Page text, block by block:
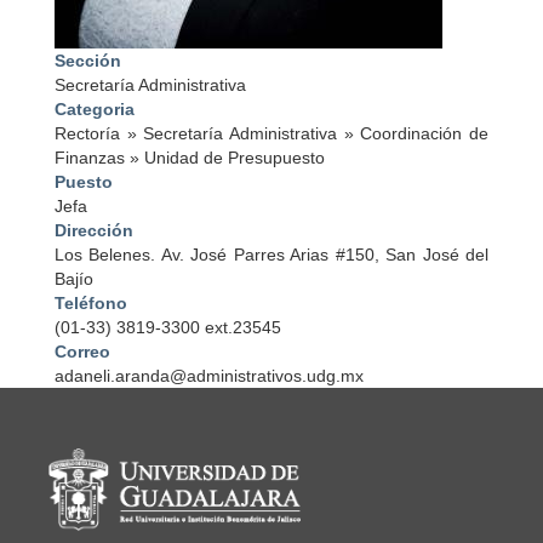
Sección
Secretaría Administrativa
Categoria
Rectoría »Secretaría Administrativa »Coordinación de
Finanzas » Unidad de Presupuesto
Puesto
Jefa
Dirección
Los Belenes. Av. José Parres Arias #150, San José del
Bajío
Teléfono
(01-33) 3819-3300 ext.23545
Correo
adaneli.aranda@administrativos.udg.mx
Información del portal